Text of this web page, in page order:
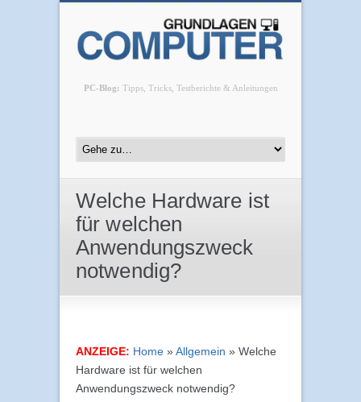
PC-Blog: Tipps, Tricks, Testberichte & Anleitungen
Welche Hardware ist
für welchen
Anwendungszweck
notwendig?
ANZEIGE: Home »Allgemein » Welche
Hardware ist für welchen
Anwendungszweck notwendig?